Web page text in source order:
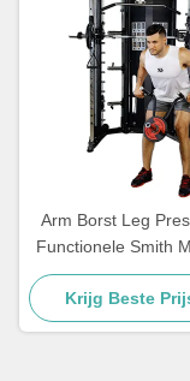
Arm Borst Leg
Functionele Smith
Krijg Beste